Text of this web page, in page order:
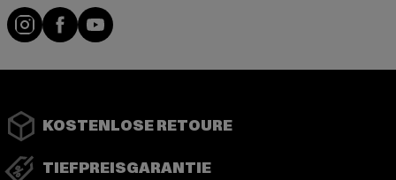
Instagram
FacebookYouTube
KOSTENLOSE RETOURE
TIEFPREISGARANTIE